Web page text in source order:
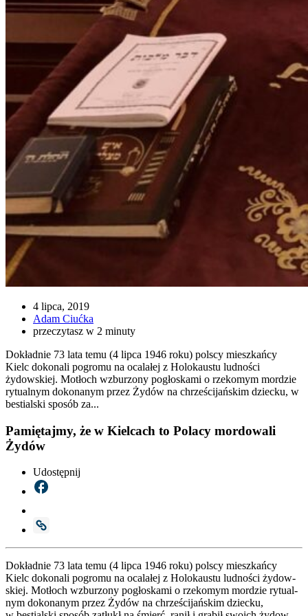
4 lipca, 2019
Adam Ciućka
przeczytasz w 2 minuty
Dokładnie 73 lata temu (4 lipca 1946 roku) polscy mieszkańcy
Kielc dokonali pogromu na ocalałej z Holokaustu ludności
żydowskiej. Motłoch wzburzony pogłoskami o rzekomym mordzie
rytualnym dokonanym przez Żydów na chrześcijańskim dziecku, w
bestialski sposób za...
Pamiętajmy, że w Kielcach to Polacy mordowali
Żydów
Udostępnij
Dokład­nie 73 lata temu (4 lip­ca 1946 roku) pol­scy miesz­kań­cy
Kielc doko­na­li pogro­mu na oca­la­łej z Holo­kau­stu lud­no­ści żydow­
skiej. Motłoch wzbu­rzo­ny pogło­ska­mi o rze­ko­mym mor­dzie rytu­al­
nym doko­na­nym przez Żydów na chrze­ści­jań­skim dziec­ku,